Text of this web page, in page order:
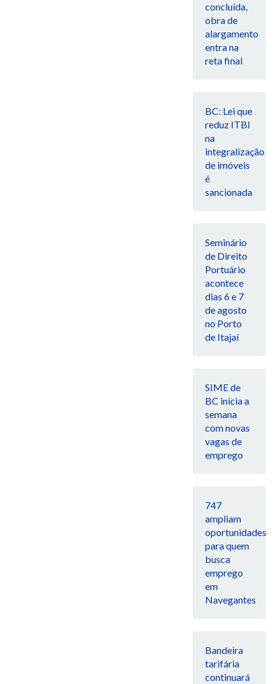
concluída,
obra de
alargamento
entra na
reta final
BC: Lei que
reduz ITBI
na
integralização
de imóveis
é
sancionada
Seminário
de Direito
Portuário
acontece
dias 6 e 7
de agosto
no Porto
de Itajaí
SIME de
BC inicia a
semana
com novas
vagas de
emprego
747
ampliam
oportunidades
para quem
busca
emprego
em
Navegantes
Bandeira
tarifária
continuará